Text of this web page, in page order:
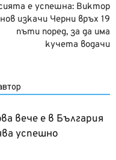
е успешна: Виктор
изкачи Черни връх 19
пъти поред, за да има
кучета водачи
вече е в България
успешно